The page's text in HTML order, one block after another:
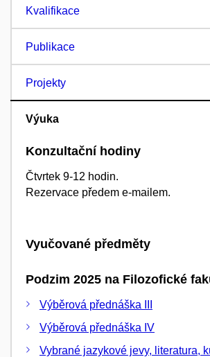
Kvalifikace
Publikace
Projekty
Výuka
Konzultační hodiny
Čtvrtek 9-12 hodin.
Rezervace předem e-mailem.
Vyučované předměty
Podzim 2025 na Filozofické
Výběrová přednáška III
Výběrová přednáška IV
Vybrané jazykové jevy, literatura,